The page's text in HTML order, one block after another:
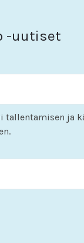
-uutiset
tallentamisen ja